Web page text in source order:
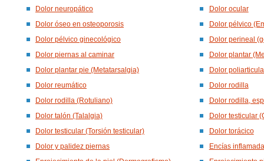
Dolor neuropático
Dolor ocular
Dolor óseo en osteoporosis
Dolor pélvico
Dolor pélvico ginecológico
Dolor perineal
Dolor piernas al caminar
Dolor plantar
Dolor plantar pie (Metatarsalgia)
Dolor
Dolor reumático
Dolor rodilla
Dolor rodilla (Rotuliano)
Dolor rodilla,
Dolor talón (Talalgia)
Dolor testicular
Dolor testicular (Torsión testicular)
Dolor torácico
Dolor y palidez piernas
Encías